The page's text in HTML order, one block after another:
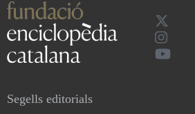
Segells editorials